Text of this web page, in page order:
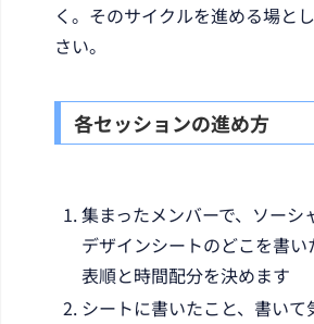
く。そのサイクルを進める場と
さい。
各セッションの進め方
集まったメンバーで、ソーシ
デザインシートのどこを書
表順と時間配分を決めます
シートに書いたこと、書いて